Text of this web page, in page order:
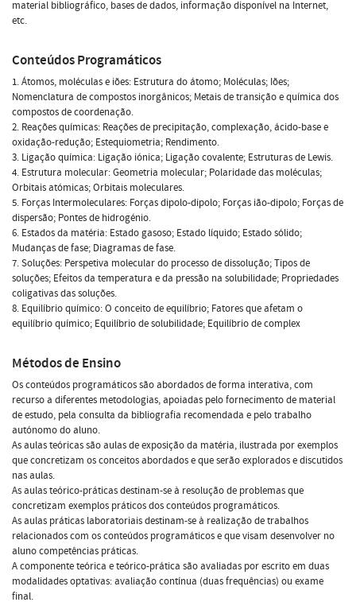
material bibliográfico, bases de dados, informação disponível na Internet,
etc.
Conteúdos Programáticos
1. Átomos, moléculas e iões: Estrutura do átomo; Moléculas; Iões;
Nomenclatura de compostos inorgânicos; Metais de transição e química dos
compostos de coordenação.
2. Reações químicas: Reações de precipitação, complexação, ácido-base e
oxidação-redução; Estequiometria; Rendimento.
3. Ligação química: Ligação iónica; Ligação covalente; Estruturas de Lewis.
4. Estrutura molecular: Geometria molecular; Polaridade das moléculas;
Orbitais atómicas; Orbitais moleculares.
5. Forças Intermoleculares: Forças dipolo-dipolo; Forças ião-dipolo; Forças de
dispersão; Pontes de hidrogénio.
6. Estados da matéria: Estado gasoso; Estado líquido; Estado sólido;
Mudanças de fase; Diagramas de fase.
7. Soluções: Perspetiva molecular do processo de dissolução; Tipos de
soluções; Efeitos da temperatura e da pressão na solubilidade; Propriedades
coligativas das soluções.
8. Equilíbrio químico: O conceito de equilíbrio; Fatores que afetam o
equilíbrio químico; Equilíbrio de solubilidade; Equilíbrio de complex
Métodos de Ensino
Os conteúdos programáticos são abordados de forma interativa, com
recurso a diferentes metodologias, apoiadas pelo fornecimento de material
de estudo, pela consulta da bibliografia recomendada e pelo trabalho
autónomo do aluno.
As aulas teóricas são aulas de exposição da matéria, ilustrada por exemplos
que concretizam os conceitos abordados e que serão explorados e discutidos
nas aulas.
As aulas teórico-práticas destinam-se à resolução de problemas que
concretizam exemplos práticos dos conteúdos programáticos.
As aulas práticas laboratoriais destinam-se à realização de trabalhos
relacionados com os conteúdos programáticos e que visam desenvolver no
aluno competências práticas.
A componente teórica e teórico-prática são avaliadas por escrito em duas
modalidades optativas: avaliação contínua (duas frequências) ou exame
final.